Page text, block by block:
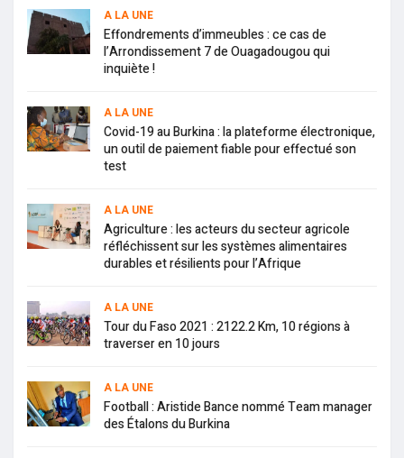
A LA UNE
Effondrements d’immeubles : ce cas de
l’Arrondissement 7 de Ouagadougou qui
inquiète !
A LA UNE
Covid-19 au Burkina : la plateforme électronique,
un outil de paiement fiable pour effectué son
test
A LA UNE
Agriculture : les acteurs du secteur agricole
réfléchissent sur les systèmes alimentaires
durables et résilients pour l’Afrique
A LA UNE
Tour du Faso 2021 : 2122.2 Km, 10 régions à
traverser en 10 jours
A LA UNE
Football : Aristide Bance nommé Team manager
des Étalons du Burkina